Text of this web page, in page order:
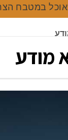
במטבח הצרפתי?
מודע